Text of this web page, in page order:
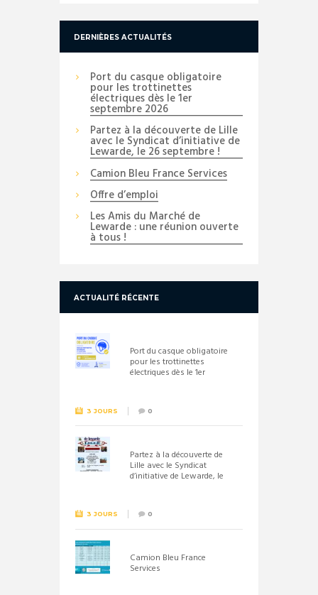
DERNIÈRES ACTUALITÉS
Port du casque obligatoire
pour les trottinettes
électriques dès le 1er
septembre 2026
Partez à la découverte de Lille
avec le Syndicat d’initiative de
Lewarde, le 26 septembre !
Camion Bleu France Services
Offre d’emploi
Les Amis du Marché de
Lewarde : une réunion ouverte
à tous !
ACTUALITÉ RÉCENTE
Port du casque obligatoire
pour les trottinettes
électriques dès le 1er
3 JOURS 0
Partez à la découverte de
Lille avec le Syndicat
d’initiative de Lewarde, le
3 JOURS 0
Camion Bleu France
Services